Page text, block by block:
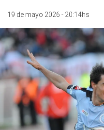
19 de mayo 2026 - 20:14hs